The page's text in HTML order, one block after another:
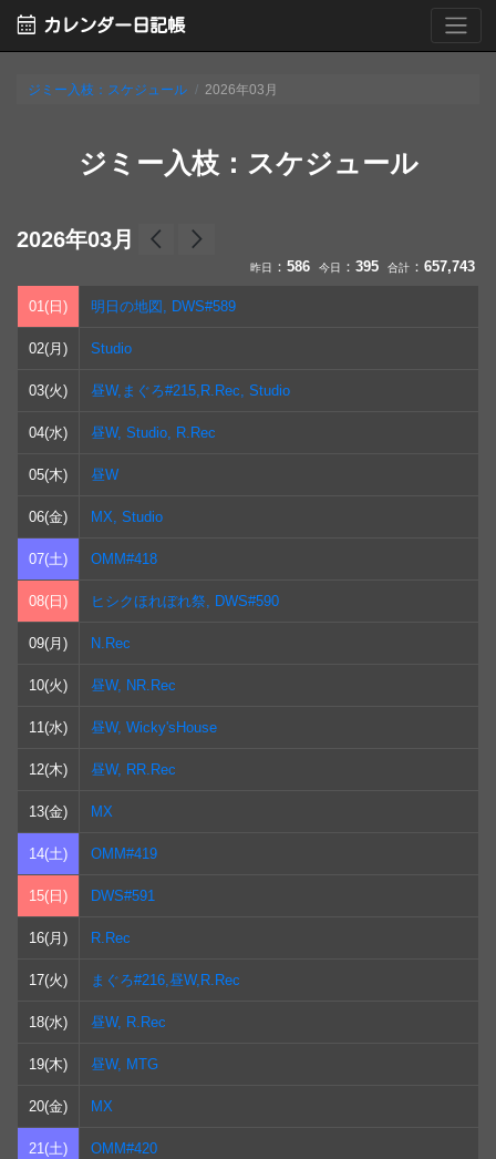
calendar_month カレンダー日記帳
ジミー入枝：スケジュール 2026年03月
ジミー入枝：スケジュール
2026年03月 arrow_back_ios arrow_forward_ios
昨日 ： 586 今日 ： 395 合計 ： 657,743
01(日) 明日の地図, DWS#589
02(月) Studio
03(火) 昼W,まぐろ#215,R.Rec, Studio
04(水) 昼W, Studio, R.Rec
05(木) 昼W
06(金) MX, Studio
07(土) OMM#418
08(日) ヒシクほれぼれ祭, DWS#590
09(月) N.Rec
10(火) 昼W, NR.Rec
11(水) 昼W, Wicky'sHouse
12(木) 昼W, RR.Rec
13(金) MX
14(土) OMM#419
15(日) DWS#591
16(月) R.Rec
17(火) まぐろ#216,昼W,R.Rec
18(水) 昼W, R.Rec
19(木) 昼W, MTG
20(金) MX
21(土) OMM#420